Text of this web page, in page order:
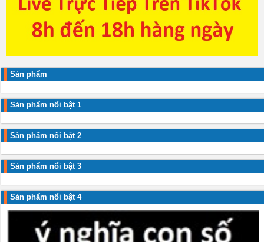
Sản phẩm
Sản phẩm nổi bật 1
Sản phẩm nổi bật 2
Sản phẩm nổi bật 3
Sản phẩm nổi bật 4